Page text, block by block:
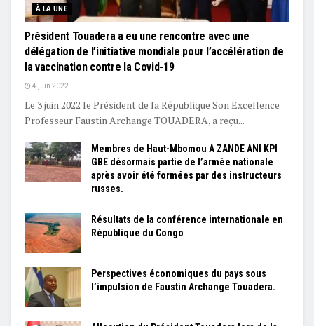
À LA UNE
Président Touadera a eu une rencontre avec une
délégation de l’initiative mondiale pour l’accélération de
la vaccination contre la Covid-19
4 juin 2022
Le 3 juin 2022 le Président de la République Son Excellence
Professeur Faustin Archange TOUADERA, a reçu...
Membres de Haut-Mbomou A ZANDE ANI KPI
GBE désormais partie de l’armée nationale
après avoir été formées par des instructeurs
russes.
Résultats de la conférence internationale en
République du Congo
Perspectives économiques du pays sous
l’impulsion de Faustin Archange Touadera.